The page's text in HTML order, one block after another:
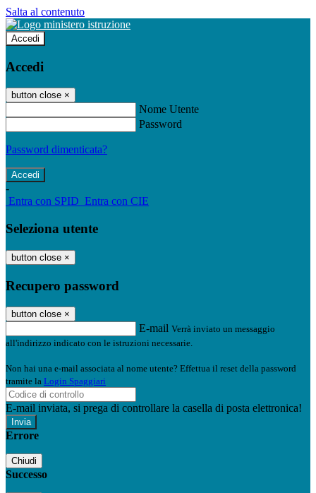
Salta al contenuto
Accedi
Accedi
button close ×
Nome Utente
Password
Password dimenticata?
-
Entra con SPID Entra con CIE
Seleziona utente
button close ×
Recupero password
button close ×
E-mail Verrà inviato un messaggio
all'indirizzo indicato con le istruzioni necessarie.
Non hai una e-mail associata al nome utente? Effettua il reset della password
tramite la Login Spaggiari
E-mail inviata, si prega di controllare la casella di posta elettronica!
Errore
Chiudi
Successo